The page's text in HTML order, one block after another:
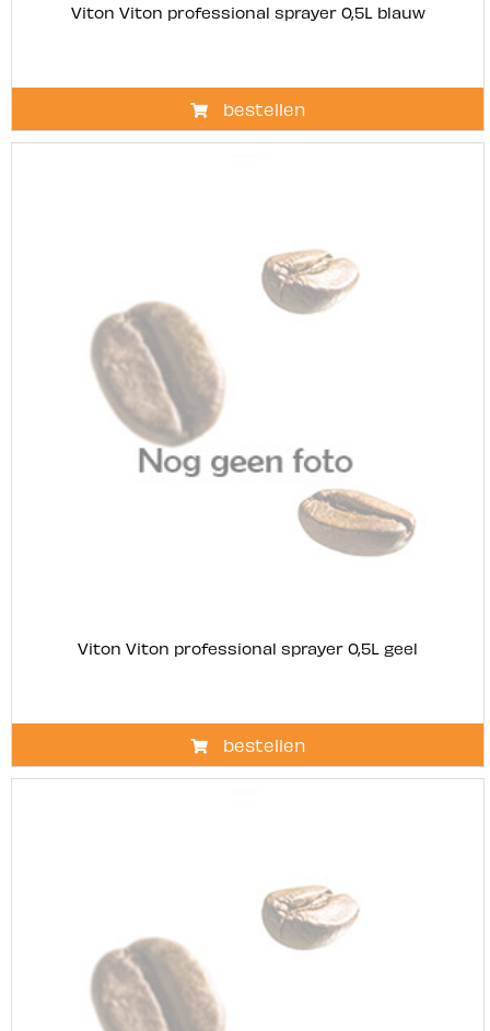
Viton Viton professional sprayer 0,5L blauw
bestellen
Viton Viton professional sprayer 0,5L geel
bestellen